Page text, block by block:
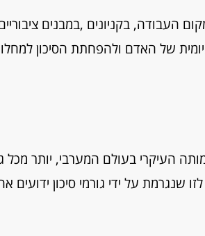
העבודה, בקניונים ,במבנים
של האדם ולהפחתת הסיכון
העיקרי בעולם המערבי, יותר מכל
שנגרמת על ידי גורמי סיכון ידועים